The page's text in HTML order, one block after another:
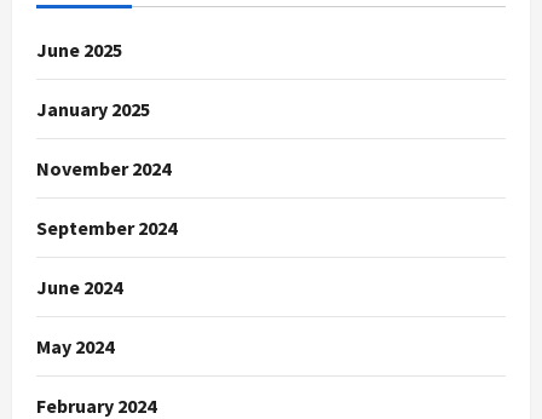
June 2025
January 2025
November 2024
September 2024
June 2024
May 2024
February 2024